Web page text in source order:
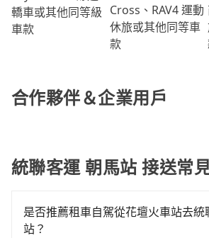
轎車或其他同等級
車款
Cross、RAV4 運動
休旅或其他同等車
款
合作夥伴＆企業用戶
統聯客運 朝馬站 接送常
是否推薦租車自駕從花壇火車站去統
站？